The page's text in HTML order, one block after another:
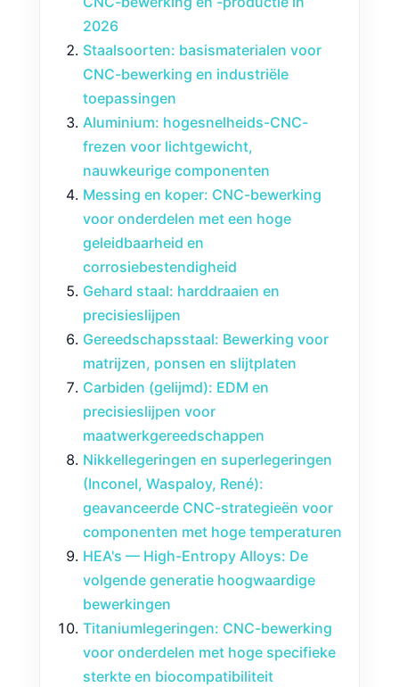
2026
Staalsoorten: basismaterialen voor
CNC-bewerking en industriële
toepassingen
Aluminium: hogesnelheids-CNC-
frezen voor lichtgewicht,
nauwkeurige componenten
Messing en koper: CNC-bewerking
voor onderdelen met een hoge
geleidbaarheid en
corrosiebestendigheid
Gehard staal: harddraaien en
precisieslijpen
Gereedschapsstaal: Bewerking voor
matrijzen, ponsen en slijtplaten
Carbiden (gelijmd): EDM en
precisieslijpen voor
maatwerkgereedschappen
Nikkellegeringen en superlegeringen
(Inconel, Waspaloy, René):
geavanceerde CNC-strategieën voor
componenten met hoge temperaturen
HEA's — High-Entropy Alloys: De
volgende generatie hoogwaardige
bewerkingen
Titaniumlegeringen: CNC-bewerking
voor onderdelen met hoge specifieke
sterkte en biocompatibiliteit